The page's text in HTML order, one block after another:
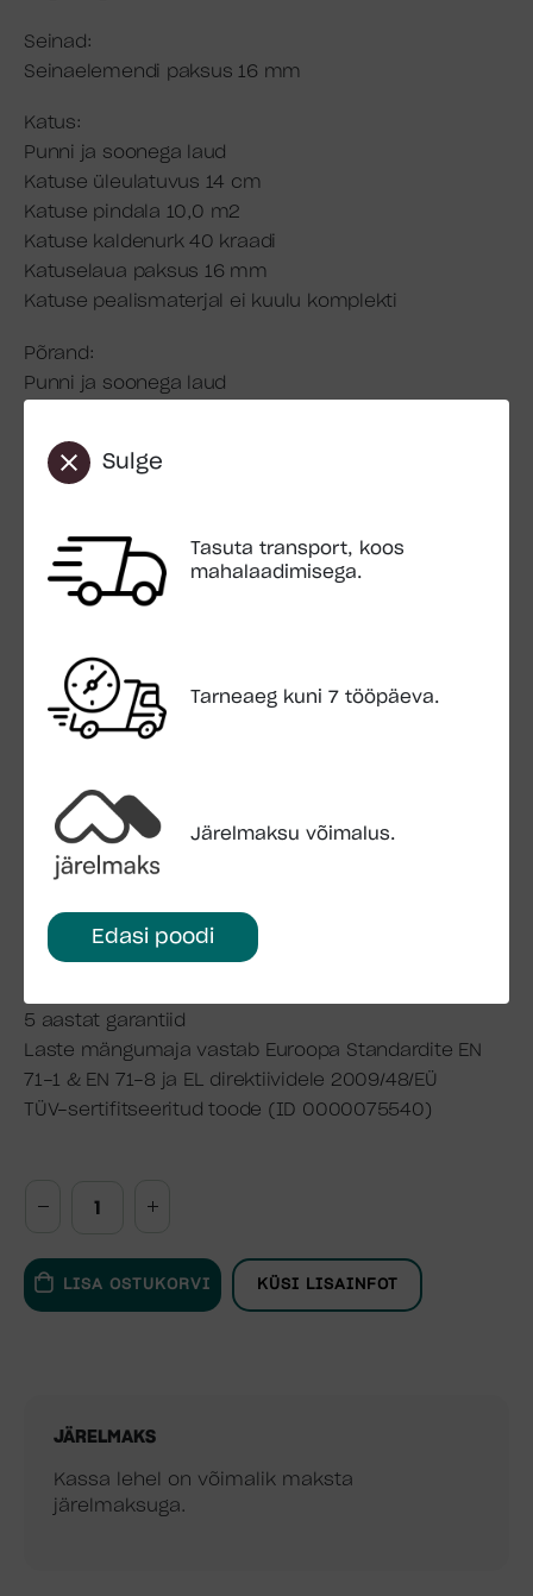
Sulge
Tasuta transport, koos
mahalaadimisega.
Tarneaeg kuni 7 tööpäeva.
Järelmaksu võimalus.
Edasi poodi
Seinad:
Seinaelemendi paksus 16 mm
Katus:
Punni ja soonega laud
Katuse üleulatuvus 14 cm
Katuse pindala 10,0 m2
Katuse kaldenurk 40 kraadi
Katuselaua paksus 16 mm
Katuse pealismaterjal ei kuulu komplekti
Põrand:
Punni ja soonega laud
Aknad:
Aknaava mõõdud 38×54 cm
Pakend:
Paki mõõt 2,4×1,2×0,7 m
Transport:
Sisaldub hinnas
Maha laadimisega
Montaaživahendid:
Sisalduvad hinnas
5 aastat garantiid
Laste mängumaja vastab Euroopa Standardite EN
71-1 & EN 71-8 ja EL direktiividele 2009/48/EÜ
TÜV-sertifitseeritud toode (ID 0000075540)
LISA OSTUKORVI KÜSI LISAINFOT
JÄRELMAKS
Kassa lehel on võimalik maksta
järelmaksuga.